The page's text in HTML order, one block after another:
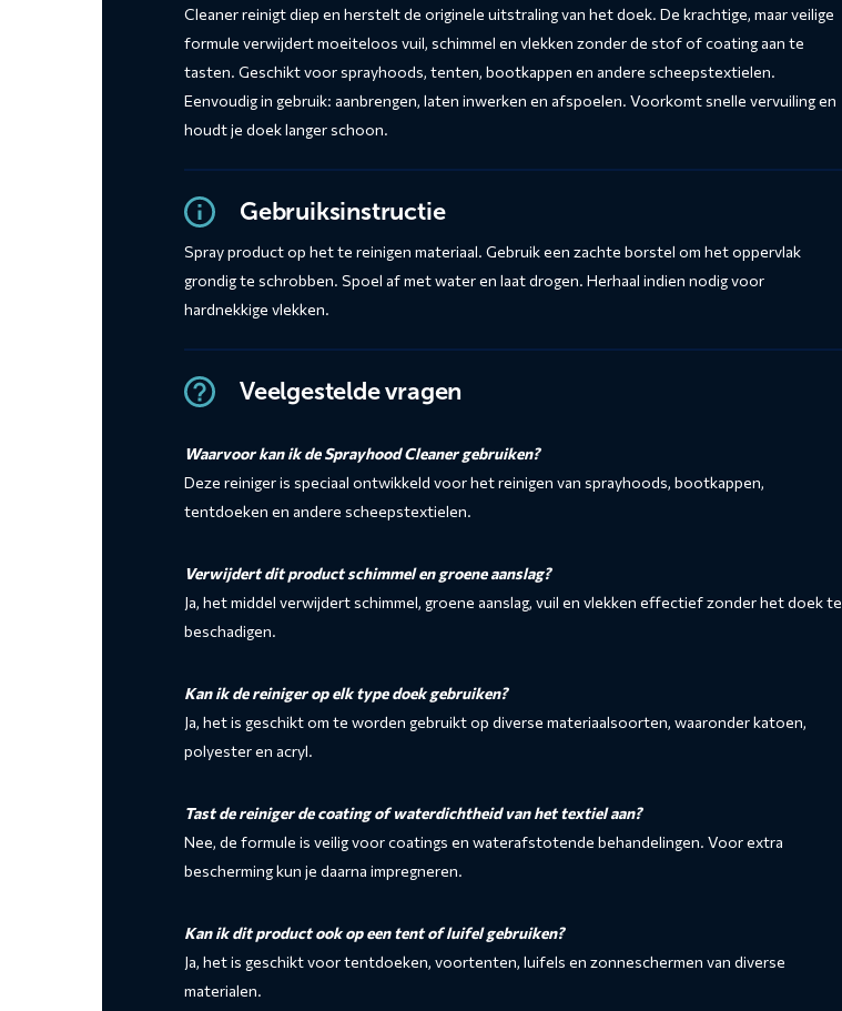
Cleaner reinigt diep en herstelt de originele uitstraling van het doek. De krachtige, maar veilige
formule verwijdert moeiteloos vuil, schimmel en vlekken zonder de stof of coating aan te
tasten. Geschikt voor sprayhoods, tenten, bootkappen en andere scheepstextielen.
Eenvoudig in gebruik: aanbrengen, laten inwerken en afspoelen. Voorkomt snelle vervuiling en
houdt je doek langer schoon.
Gebruiksinstructie
Spray product op het te reinigen materiaal. Gebruik een zachte borstel om het oppervlak
grondig te schrobben. Spoel af met water en laat drogen. Herhaal indien nodig voor
hardnekkige vlekken.
Veelgestelde vragen
Waarvoor kan ik de Sprayhood Cleaner gebruiken?
Deze reiniger is speciaal ontwikkeld voor het reinigen van sprayhoods, bootkappen,
tentdoeken en andere scheepstextielen.
Verwijdert dit product schimmel en groene aanslag?
Ja, het middel verwijdert schimmel, groene aanslag, vuil en vlekken effectief zonder het doek te
beschadigen.
Kan ik de reiniger op elk type doek gebruiken?
Ja, het is geschikt om te worden gebruikt op diverse materiaalsoorten, waaronder katoen,
polyester en acryl.
Tast de reiniger de coating of waterdichtheid van het textiel aan?
Nee, de formule is veilig voor coatings en waterafstotende behandelingen. Voor extra
bescherming kun je daarna impregneren.
Kan ik dit product ook op een tent of luifel gebruiken?
Ja, het is geschikt voor tentdoeken, voortenten, luifels en zonneschermen van diverse
materialen.